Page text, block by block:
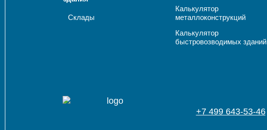
Склады
Калькулятор
металлоконструкций
Калькулятор
быстровозводимых зданий
+7 499 643-53-46